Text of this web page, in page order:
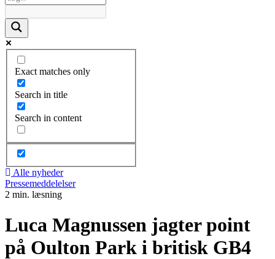
Exact matches only
Search in title
Search in content
Alle nyheder
Pressemeddelelser
2 min. læsning
Luca Magnussen jagter point
på Oulton Park i britisk GB4